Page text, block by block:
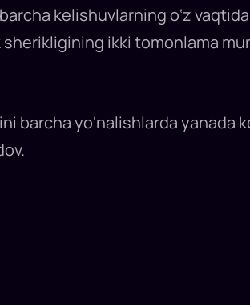
kelishuvlarning o‘z
ikki tomonlama
barcha yo‘nalishlarda yanada